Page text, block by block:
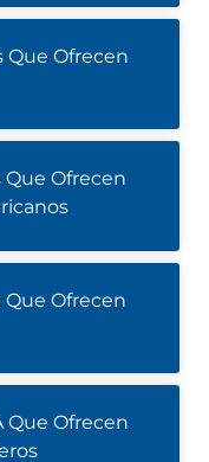
Que Ofrecen
Que Ofrecen
Ofrecen
Que Ofrecen